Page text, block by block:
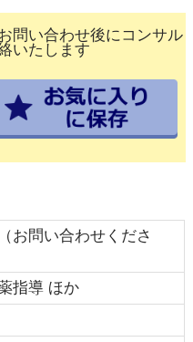
問い合わせ後にコンサル
いたします
お問い合わせくださ
指導 ほか